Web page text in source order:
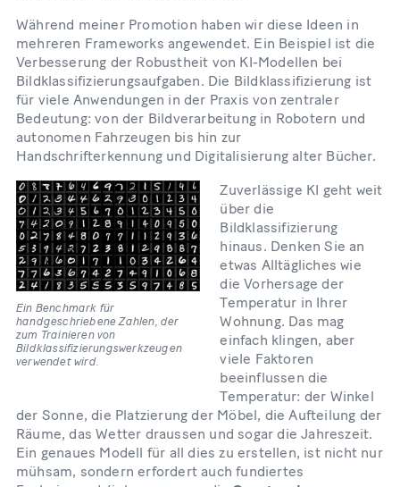
Während meiner Promotion haben wir diese Ideen in
mehreren Frameworks angewendet. Ein Beispiel ist die
Verbesserung der Robustheit von KI-Modellen bei
Bildklassifizierungsaufgaben. Die Bildklassifizierung ist
für viele Anwendungen in der Praxis von zentraler
Bedeutung: von der Bildverarbeitung in Robotern und
autonomen Fahrzeugen bis hin zur
Handschrifterkennung und Digitalisierung alter Bücher.
Ein Benchmark für
handgeschriebene Zahlen, der
zum Trainieren von
Bildklassifizierungswerkzeugen
verwendet wird.
Zuverlässige KI geht weit
über die
Bildklassifizierung
hinaus. Denken Sie an
etwas Alltägliches wie
die Vorhersage der
Temperatur in Ihrer
Wohnung. Das mag
einfach klingen, aber
viele Faktoren
beeinflussen die
Temperatur: der Winkel
der Sonne, die Platzierung der Möbel, die Aufteilung der
Räume, das Wetter draussen und sogar die Jahreszeit.
Ein genaues Modell für all dies zu erstellen, ist nicht nur
mühsam, sondern erfordert auch fundiertes